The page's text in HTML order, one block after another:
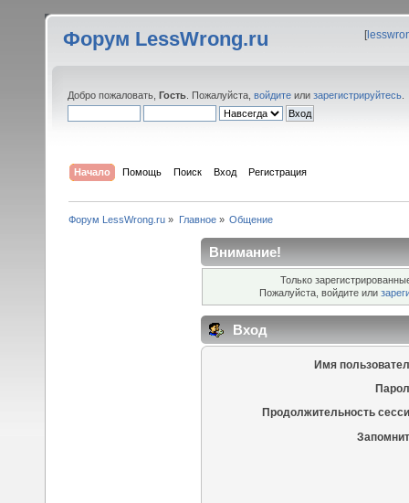
Форум LessWrong.ru [
Добро пожаловать, Гость . Пожалуйста, войдите или зарегистрируйтесь
Начало Помощь Поиск Вход Регистрация
Форум LessWrong.ru » Главное» Общение
Внимание!
Только
Пожалуйста, войдите или
Вход
Имя
Продолжительность